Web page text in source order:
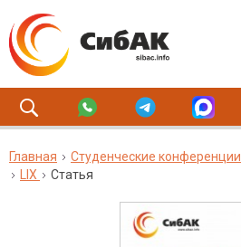
Главная Студенческие конференции
LIX
Статья